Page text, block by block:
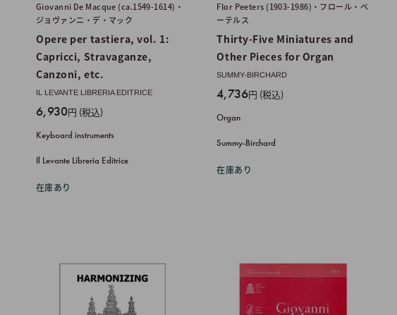
Giovanni De Macque (ca.1549-1614)・
ジョヴァンニ・デ・マック
Opere per tastiera, vol. 1:
Capricci, Stravaganze,
Canzoni, etc.
IL LEVANTE LIBRERIA EDITRICE
販
価
格
6,930円 (税込)
Keyboard instruments
Il Levante Libreria Editrice
在庫あり
Flor Peeters (1903-1986)・フロール・ペ
ーテルス
Thirty-Five Miniatures and
Other Pieces for Organ
SUMMY-BIRCHARD
販
価
格
4,736円 (税込)
Organ
Summy-Birchard
在庫あり